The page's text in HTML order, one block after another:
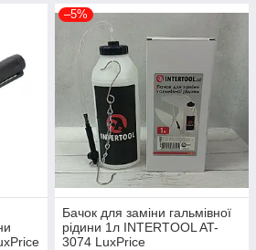
–5%
Бачок для заміни гальмівної
рідини 1л INTERTOOL AT-
3074 LuxPrice